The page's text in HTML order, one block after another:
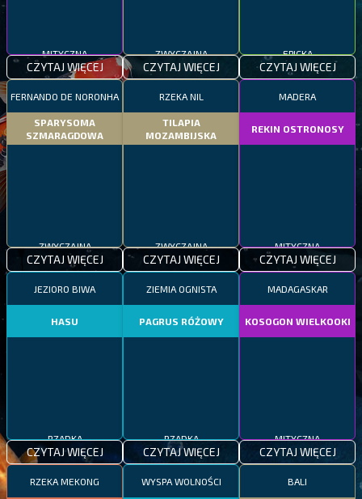
MITYCZNA
CZYTAJ WIĘCEJ
ZWYCZAJNA
CZYTAJ WIĘCEJ
EPICKA
CZYTAJ WIĘCEJ
FERNANDO DE NORONHA
SPARYSOMA
SZMARAGDOWA
ZWYCZAJNA
CZYTAJ WIĘCEJ
RZEKA NIL
TILAPIA
MOZAMBIJSKA
ZWYCZAJNA
CZYTAJ WIĘCEJ
MADERA
REKIN OSTRONOSY
MITYCZNA
CZYTAJ WIĘCEJ
JEZIORO BIWA
HASU
RZADKA
CZYTAJ WIĘCEJ
ZIEMIA OGNISTA
PAGRUS RÓŻOWY
RZADKA
CZYTAJ WIĘCEJ
MADAGASKAR
KOSOGON WIELKOOKI
MITYCZNA
CZYTAJ WIĘCEJ
RZEKA MEKONG WYSPA WOLNOŚCI BALI